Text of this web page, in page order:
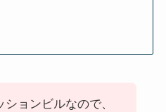
ョンビルなので、